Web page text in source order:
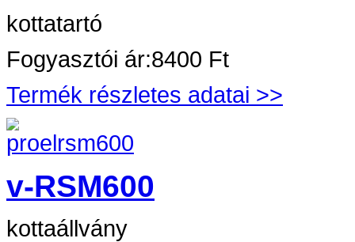
kottatartó
Fogyasztói ár:8400 Ft
Termék részletes adatai >>
v-RSM600
kottaállvány